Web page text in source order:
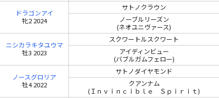
ドラゴンアイ
牝2 2024
サトノクラウン
ノーブルリーズン
(ネオユニヴァース)
ニシカラキタユウマ
牡3 2023
スクワートルスクワート
アイディンビュー
(バブルガムフェロー)
ノースグロリア
牡4 2022
サトノダイヤモンド
クアンナム
(Ｉｎｖｉｎｃｉｂｌｅ Ｓｐｉｒｉｔ)